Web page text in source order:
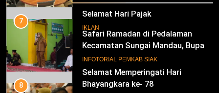
Bhayangkara ke- 78
IKLAN
18
Selamat Hari Lingkungan Hidup
Sedunia
8
Dukung Polda Riau Pengamanan
Idulfitri, Bupati Siak Hadiri Rakor
Operasi Lancang Kuning 2026
INFOTORIAL PEMKAB SIAK
9